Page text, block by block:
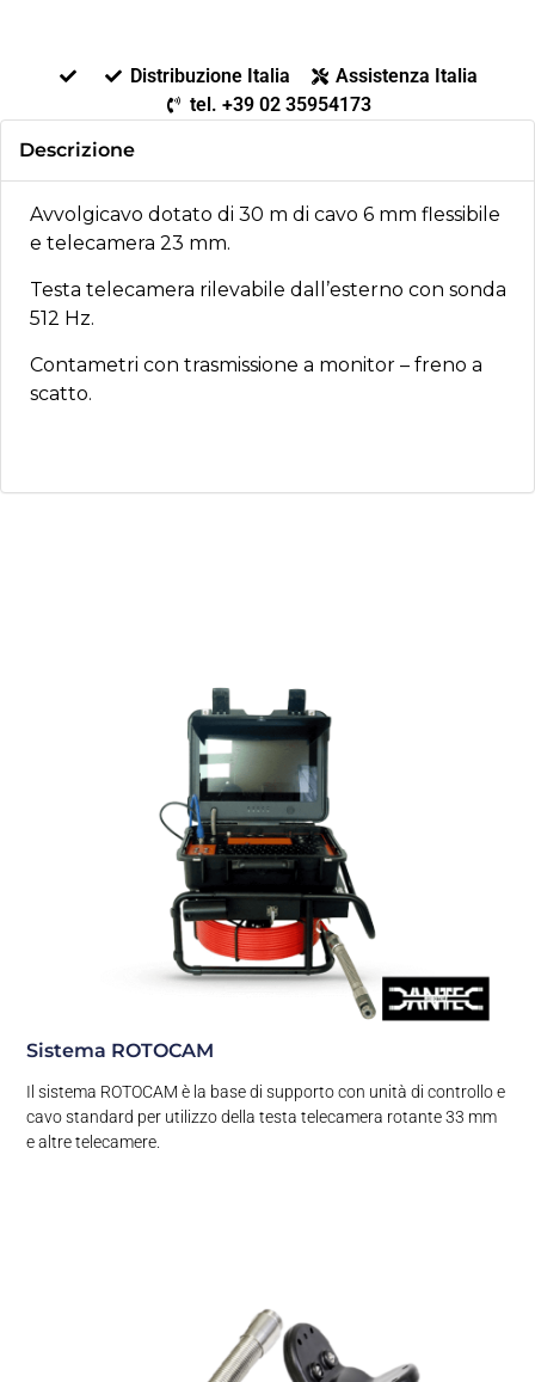
Distribuzione Italia
Assistenza Italia
tel. +39 02 35954173
Descrizione
Avvolgicavo dotato di 30 m di cavo 6 mm flessibile
e telecamera 23 mm.
Testa telecamera rilevabile dall’esterno con sonda
512 Hz.
Contametri con trasmissione a monitor – freno a
scatto.
Sistema ROTOCAM
Il sistema ROTOCAM è la base di supporto con unità di controllo e
cavo standard per utilizzo della testa telecamera rotante 33 mm
e altre telecamere.